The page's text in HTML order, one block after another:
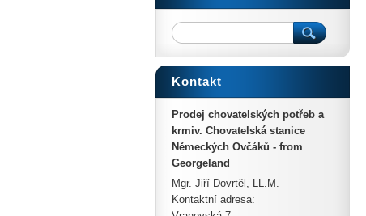
Kontakt
Prodej chovatelských potřeb a
krmiv. Chovatelská stanice
Německých Ovčáků - from
Georgeland
Mgr. Jiří Dovrtěl, LL.M.
Kontaktní adresa: